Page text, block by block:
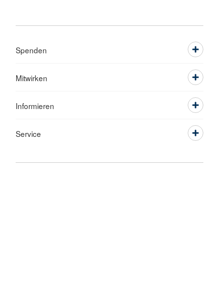
Spenden
Mitwirken
Informieren
Service